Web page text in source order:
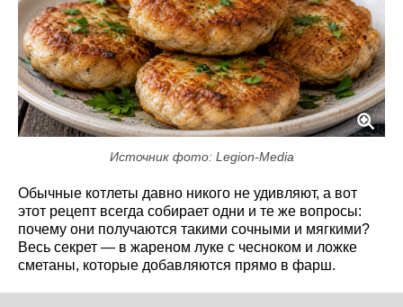
Источник фото: Legion-Media
Обычные котлеты давно никого не удивляют, а вот
этот рецепт всегда собирает одни и те же вопросы:
почему они получаются такими сочными и мягкими?
Весь секрет — в жареном луке с чесноком и ложке
сметаны, которые добавляются прямо в фарш.